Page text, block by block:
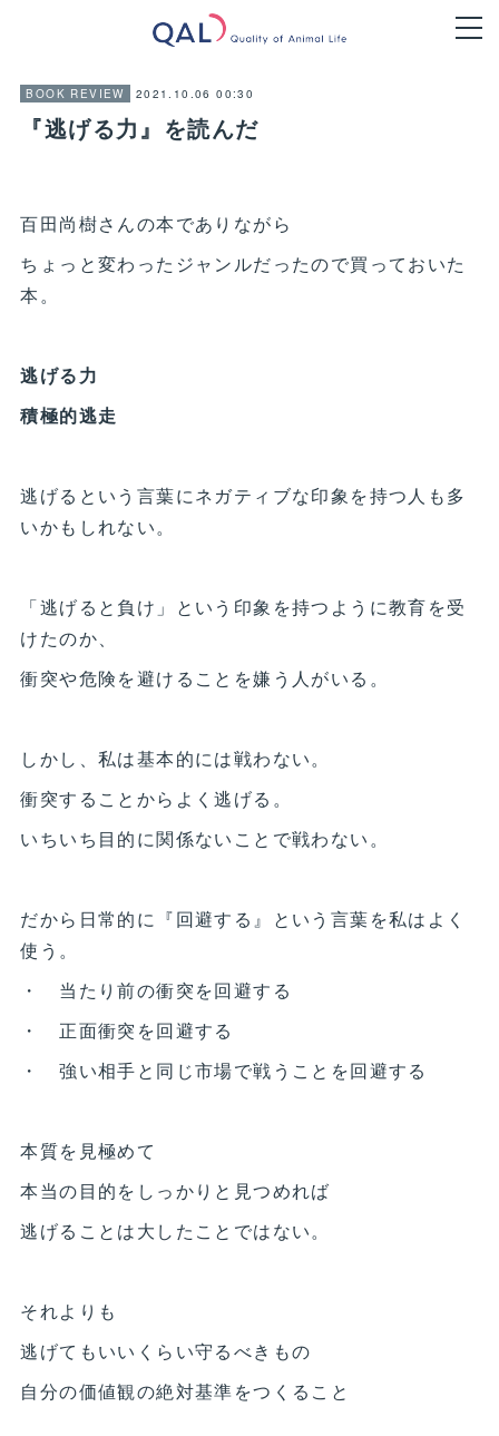
BOOK REVIEW 2021.10.06 00:30
『逃げる力』を読んだ
百田尚樹さんの本でありながら
ちょっと変わったジャンルだったので買っておいた
本。
逃げる力
積極的逃走
逃げるという言葉にネガティブな印象を持つ人も多
いかもしれない。
「逃げると負け」という印象を持つように教育を受
けたのか、
衝突や危険を避けることを嫌う人がいる。
しかし、私は基本的には戦わない。
衝突することからよく逃げる。
いちいち目的に関係ないことで戦わない。
だから日常的に『回避する』という言葉を私はよく
使う。
・ 当たり前の衝突を回避する
・ 正面衝突を回避する
・ 強い相手と同じ市場で戦うことを回避する
本質を見極めて
本当の目的をしっかりと見つめれば
逃げることは大したことではない。
それよりも
逃げてもいいくらい守るべきもの
自分の価値観の絶対基準をつくること